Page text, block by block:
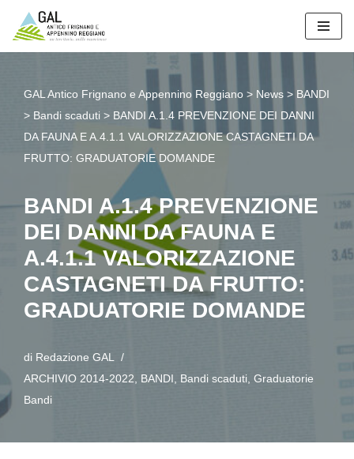
Vai
GAL Antico Frignano e Appennino Reggiano > News > BANDI
> Bandi scaduti > BANDI A.1.4 PREVENZIONE DEI DANNI
DA FAUNA E A.4.1.1 VALORIZZAZIONE CASTAGNETI DA
FRUTTO: GRADUATORIE DOMANDE
BANDI A.1.4 PREVENZIONE
DEI DANNI DA FAUNA E
A.4.1.1 VALORIZZAZIONE
CASTAGNETI DA FRUTTO:
GRADUATORIE DOMANDE
di Redazione GAL
ARCHIVIO 2014-2022
BANDI Bandi scaduti Graduatorie
Bandi